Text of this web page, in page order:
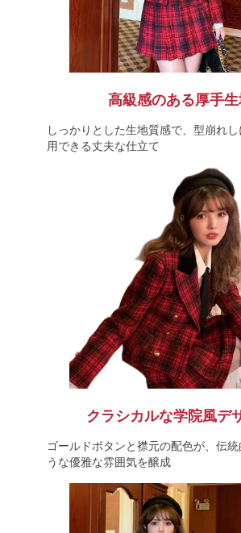
高級感のある厚手
しっかりとした生地質感で、型崩れ
用できる丈夫な仕立て
クラシカルな学院風デ
ゴールドボタンと襟元の配色が、伝統
うな優雅な雰囲気を醸成